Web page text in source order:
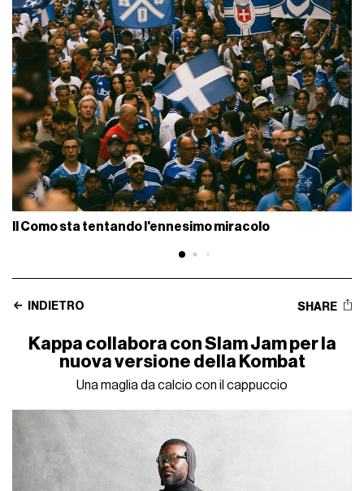
Il Como sta tentando l'ennesimo miracolo
INDIETRO SHARE
Kappa collabora con Slam Jam per la
nuova versione della Kombat
Una maglia da calcio con il cappuccio